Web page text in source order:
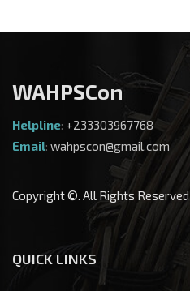
WAHPSCon
Helpline: +233303967768
Email: wahpscon@gmail.com
Copyright ©. All Rights Reserved
QUICK LINKS